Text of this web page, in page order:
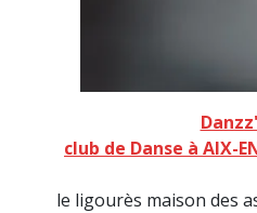
club de Danse à AIX-
le ligourès maison des